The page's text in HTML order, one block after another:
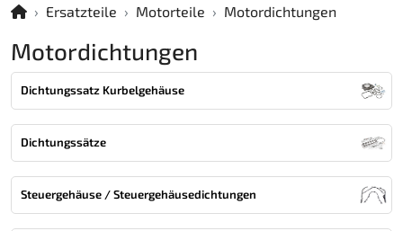
Ersatzteile Motorteile Motordichtungen
Motordichtungen
Dichtungssatz Kurbelgehäuse
Dichtungssätze
Steuergehäuse / Steuergehäusedichtungen